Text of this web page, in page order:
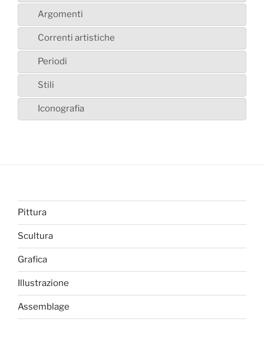
Argomenti
Correnti artistiche
Periodi
Stili
Iconografia
Pittura
Scultura
Grafica
Illustrazione
Assemblage